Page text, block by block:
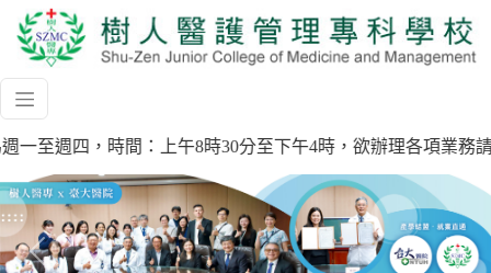
至週四，時間：上午8時30分至下午4時，欲辦理各項業務請
Previous Next